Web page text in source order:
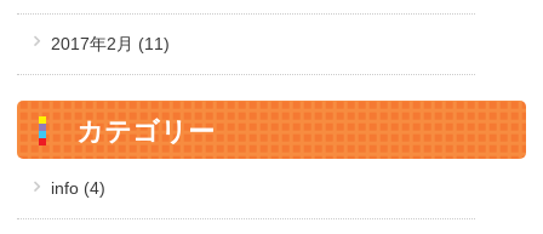
2017年2月 (11)
カテゴリー
info (4)